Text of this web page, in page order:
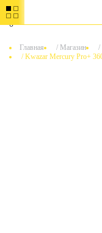
0
Главная / Магазин /
/Kwazar Mercury Pro+